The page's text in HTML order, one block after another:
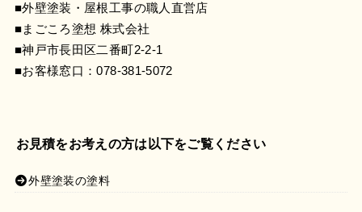
■外壁塗装・屋根工事の職人直営店
■まごころ塗想 株式会社
■神戸市長田区二番町2-2-1
■お客様窓口：078-381-5072
お見積をお考えの方は以下をご覧ください
外壁塗装の塗料